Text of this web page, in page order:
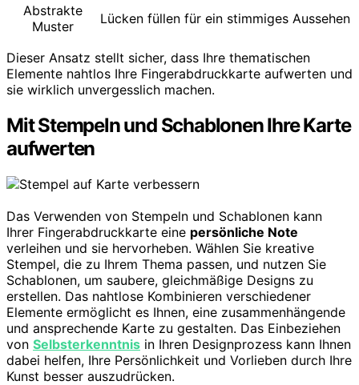
Abstrakte
Muster
Lücken füllen für ein stimmiges Aussehen
Dieser Ansatz stellt sicher, dass Ihre thematischen
Elemente nahtlos Ihre Fingerabdruckkarte aufwerten und
sie wirklich unvergesslich machen.
Mit Stempeln und Schablonen Ihre Karte
aufwerten
Das Verwenden von Stempeln und Schablonen kann
Ihrer Fingerabdruckkarte eine persönliche Note
verleihen und sie hervorheben. Wählen Sie kreative
Stempel, die zu Ihrem Thema passen, und nutzen Sie
Schablonen, um saubere, gleichmäßige Designs zu
erstellen. Das nahtlose Kombinieren verschiedener
Elemente ermöglicht es Ihnen, eine zusammenhängende
und ansprechende Karte zu gestalten. Das Einbeziehen
von Selbsterkenntnis in Ihren Designprozess kann Ihnen
dabei helfen, Ihre Persönlichkeit und Vorlieben durch Ihre
Kunst besser auszudrücken.